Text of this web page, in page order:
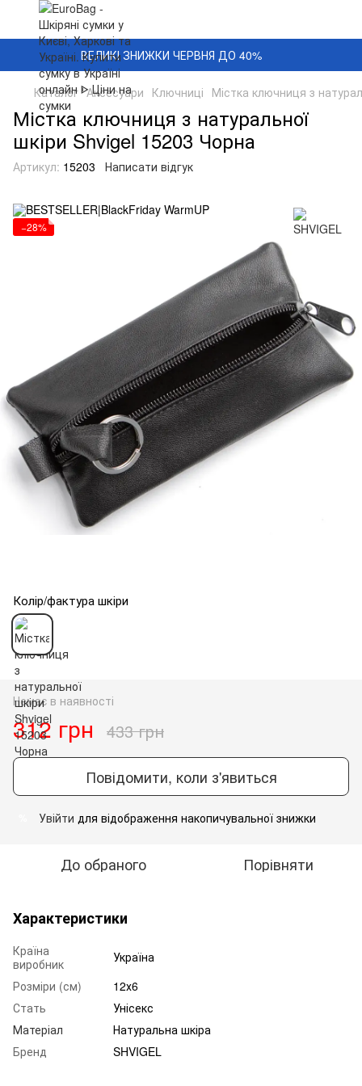
ВЕЛИКІ ЗНИЖКИ ЧЕРВНЯ ДО 40%
Каталог Аксесуари Ключниці Містка ключниця з
Містка ключниця з натуральної
шкіри Shvigel 15203 Чорна
Артикул: 15203 Написати відгук
−28%
Колір/фактура шкіри
Немає в наявності
312 грн 433 грн
Повідомити, коли з'явиться
Увійти для відображення накопичувальної знижки
До обраного Порівняти
Характеристики
Країна
виробник
Україна
Розміри (см)
12х6
Стать
Унісекс
Матеріал
Натуральна шкіра
Бренд
SHVIGEL